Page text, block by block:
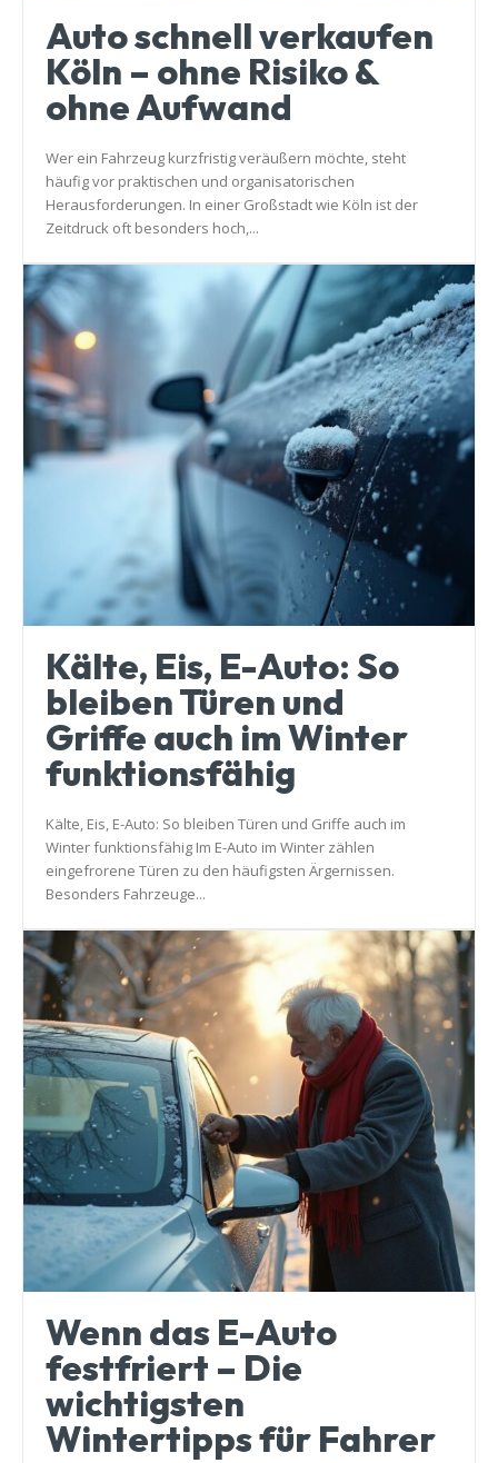
Auto schnell verkaufen
Köln – ohne Risiko &
ohne Aufwand
Wer ein Fahrzeug kurzfristig veräußern möchte, steht
häufig vor praktischen und organisatorischen
Herausforderungen. In einer Großstadt wie Köln ist der
Zeitdruck oft besonders hoch,...
Kälte, Eis, E-Auto: So
bleiben Türen und
Griffe auch im Winter
funktionsfähig
Kälte, Eis, E-Auto: So bleiben Türen und Griffe auch im
Winter funktionsfähig Im E-Auto im Winter zählen
eingefrorene Türen zu den häufigsten Ärgernissen.
Besonders Fahrzeuge...
Wenn das E-Auto
festfriert – Die
wichtigsten
Wintertipps für Fahrer